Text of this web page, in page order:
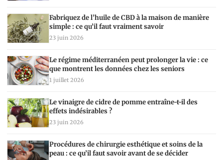
Fabriquez de l’huile de CBD à la maison de manière
simple : ce qu’il faut vraiment savoir
23 juin 2026
Le régime méditerranéen peut prolonger la vie : ce
que montrent les données chez les seniors
1 juillet 2026
Le vinaigre de cidre de pomme entraîne-t-il des
effets indésirables ?
23 juin 2026
Procédures de chirurgie esthétique et soins de la
peau : ce qu’il faut savoir avant de se décider